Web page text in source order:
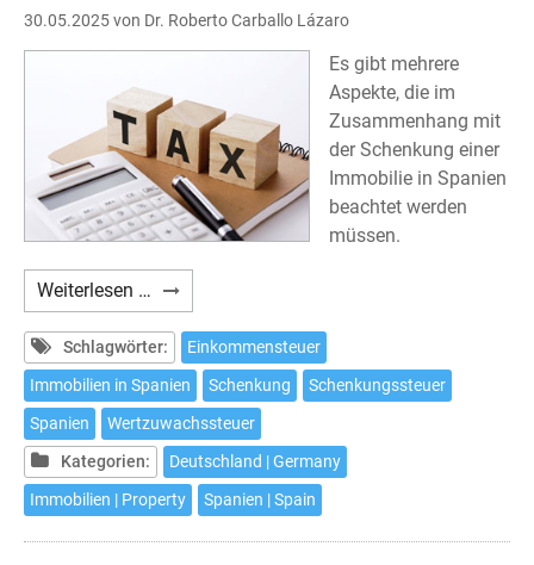
30.05.2025von Dr. Roberto Carballo Lázaro
Es gibt mehrere
Aspekte, die im
Zusammenhang mit
der Schenkung einer
Immobilie in Spanien
beachtet werden
müssen.
Weiterlesen … Schenkung
einer
Immobilie
in
Spanien
und
deren
steuerliche
Auswirkungen
Schlagwörter:
Einkommensteuer
Immobilien in Spanien
Schenkung
Schenkungssteuer
Spanien
Wertzuwachssteuer
Kategorien:
Deutschland | Germany
Immobilien | Property
Spanien | Spain